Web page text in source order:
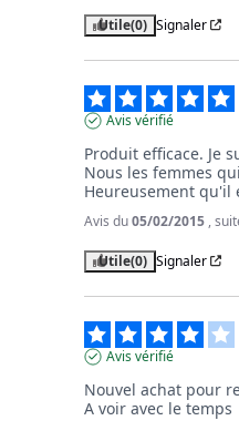
Utile(0) Signaler
Avis vérifié
Produit efficace. Je
Nous les femmes
Heureusement qu'il
Avis du05/02/2015 ,
Utile(0) Signaler
Avis vérifié
Nouvel achat pour
A voir avec le temps